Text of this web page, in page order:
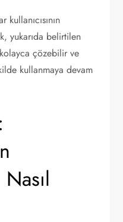
yukarıda belirtilen
çözebilir ve
kullanmaya devam